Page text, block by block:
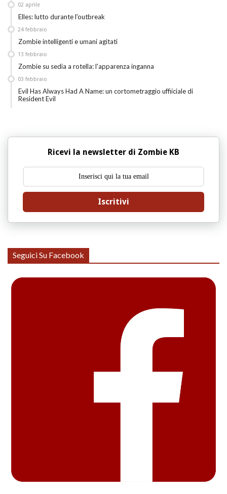
Elles: lutto durante l'outbreak
02 aprile
Zombie intelligenti e umani agitati
24 febbraio
Zombie su sedia a rotella: l'apparenza inganna
13 febbraio
Evil Has Always Had A Name: un cortometraggio uffiiciale di
Resident Evil
03 febbraio
Ricevi la newsletter di Zombie KB
Iscritivi
Seguici Su Facebook